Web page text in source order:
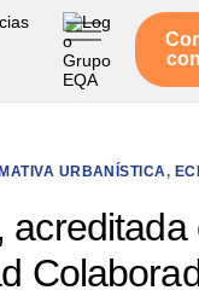
URBANÍSTICA,
acreditada